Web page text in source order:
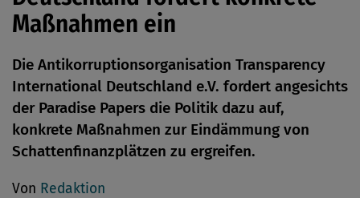
Maßnahmen ein
Die Antikorruptionsorganisation Transparency
International Deutschland e.V. fordert angesichts
der Paradise Papers die Politik dazu auf,
konkrete Maßnahmen zur Eindämmung von
Schattenfinanzplätzen zu ergreifen.
Von Redaktion